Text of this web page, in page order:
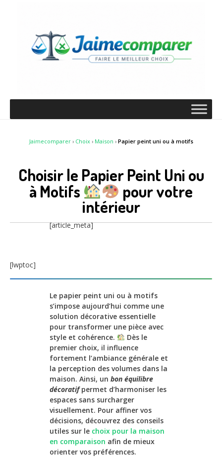
Jaimecomparer› Choix› Maison › Papier peint uni ou à motifs
Choisir le Papier Peint Uni ou
à Motifs
pour votre
intérieur
[article_meta]
[lwptoc]
Le papier peint uni ou à motifs
s’impose aujourd’hui comme une
solution décorative essentielle
pour transformer une pièce avec
style et cohérence.
Dès le
premier choix, il influence
fortement l’ambiance générale et
la perception des volumes dans la
maison. Ainsi, un bon équilibre
décoratifpermet d’harmoniser les
espaces sans surcharger
visuellement. Pour affiner vos
décisions, découvrez des conseils
utiles sur le choix pour la maison
en comparaison afin de mieux
orienter vos préférences.